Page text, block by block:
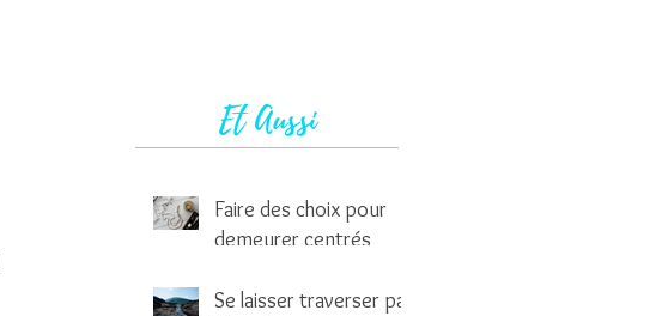
Et Aussi
Faire des choix pour
demeurer centrés
Se laisser traverser par